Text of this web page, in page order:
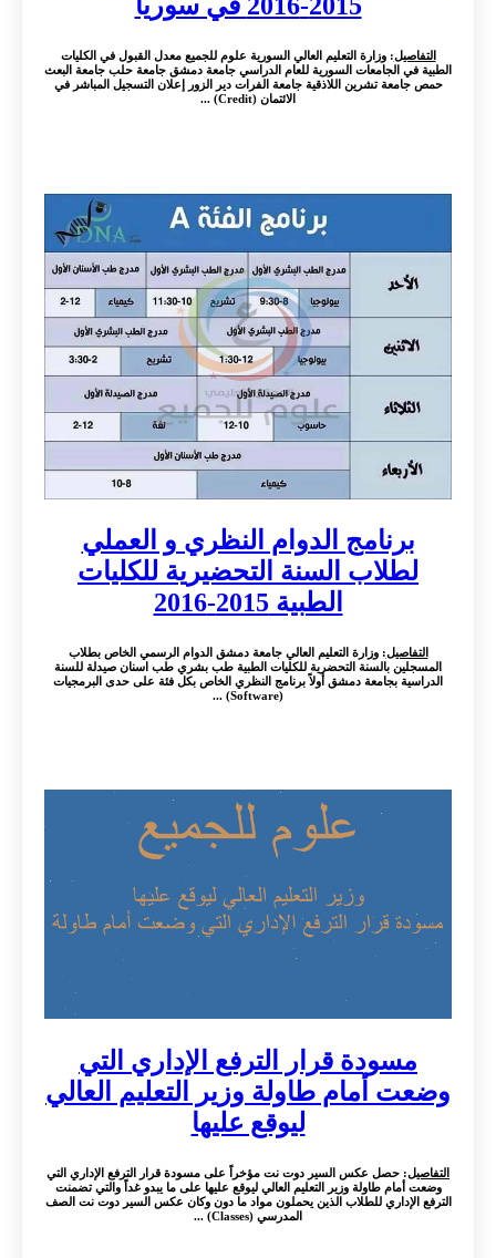
التفاصيل: وزارة التعليم العالي السورية علوم للجميع معدل القبول في الكليات
الطبية في الجامعات السورية للعام الدراسي جامعة دمشق جامعة حلب جامعة البعث
حمص جامعة تشرين اللاذقية جامعة الفرات دير الزور إعلان التسجيل المباشر في
الائتمان (Credit) ...
برنامج الدوام النظري و العملي
لطلاب السنة التحضيرية للكليات
الطبية 2015-2016
التفاصيل: وزارة التعليم العالي جامعة دمشق الدوام الرسمي الخاص بطلاب
المسجلين بالسنة التحضرية للكليات الطبية طب بشري طب اسنان صيدلة للسنة
الدراسية بجامعة دمشق أولاً برنامج النظري الخاص بكل فئة على حدى البرمجيات
(Software) ...
مسودة قرار الترفع الإداري التي
وضعت أمام طاولة وزير التعليم العالي
ليوقع عليها
التفاصيل: حصل عكس السير دوت نت مؤخراً على مسودة قرار الترفع الإداري التي
وضعت أمام طاولة وزير التعليم العالي ليوقع عليها على ما يبدو غداً والتي تضمنت
الترفع الإداري للطلاب الذين يحملون مواد ما دون وكان عكس السير دوت نت الصف
المدرسي (Classes) ...